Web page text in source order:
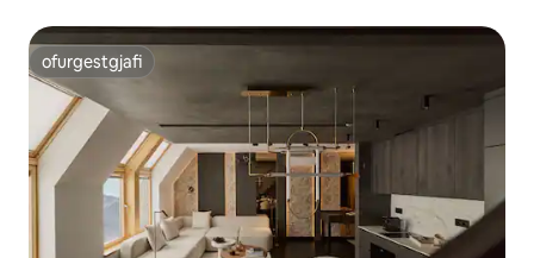
ofurgestgjafi
ofurgestgjafi